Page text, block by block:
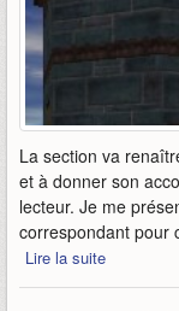
La section va
et à donner son
lecteur. Je me
correspondant pour
Lire la suite